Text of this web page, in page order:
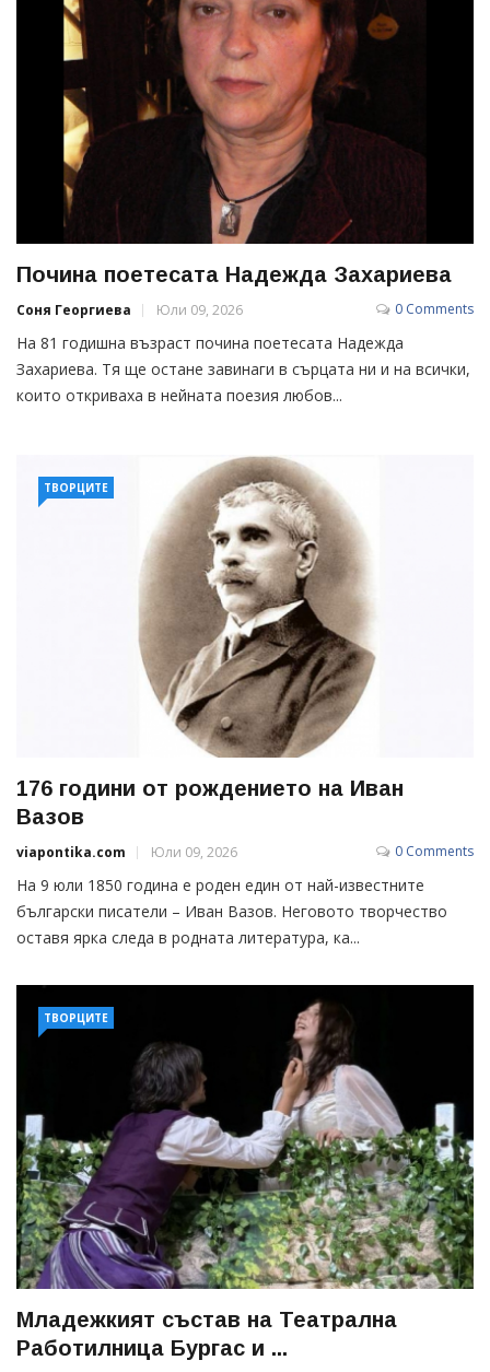
Почина поетесата Надежда Захариева
Соня Георгиева Юли 09, 2026 0 Comments
На 81 годишна възраст почина поетесата Надежда
Захариева. Тя ще остане завинаги в сърцата ни и на всички,
които откриваха в нейната поезия любов...
ТВОРЦИТЕ
176 години от рождението на Иван
Вазов
viapontika.com Юли 09, 2026 0 Comments
На 9 юли 1850 година е роден един от най-известните
български писатели – Иван Вазов. Неговото творчество
оставя ярка следа в родната литература, ка...
ТВОРЦИТЕ
Младежкият състав на Театрална
Работилница Бургас и ...